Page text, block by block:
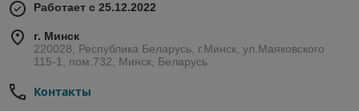
Работает с 25.12.2022
г. Минск
220028, Республика Беларусь, г.Минск, ул.Маяковского
115-1, пом.732, Минск, Беларусь
Контакты